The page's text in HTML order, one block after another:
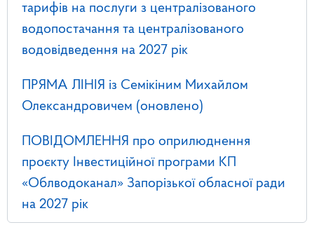
тарифів на послуги з централізованого
водопостачання та централізованого
водовідведення на 2027 рік
ПРЯМА ЛІНІЯ із Семікіним Михайлом
Олександровичем (оновлено)
ПОВІДОМЛЕННЯ про оприлюднення
проєкту Інвестиційної програми КП
«Облводоканал» Запорізької обласної ради
на 2027 рік